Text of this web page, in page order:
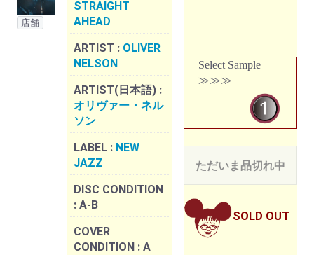
店舗
STRAIGHT
AHEAD
ARTIST : OLIVER
NELSON
ARTIST(日本語) :
オリヴァー・ネル
ソン
LABEL : NEW
JAZZ
DISC CONDITION
: A-B
COVER
CONDITION : A
Select Sample
≫≫≫
ただいま品切れ中
SOLD OUT